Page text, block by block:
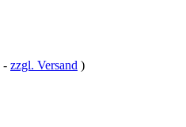
- zzgl. Versand )